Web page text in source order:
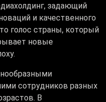
задающий
и качественного
голос страны, который
новые
сотрудников разных
В